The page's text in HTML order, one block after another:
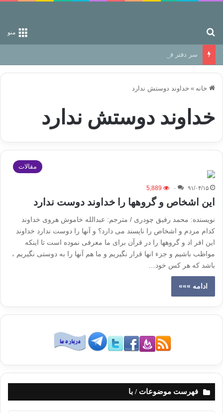
منو
سر دفتر فساد در زمین‌، دوری وکناره‌گیری از راه خداست‌!
خانه » خداوند دوستش ندارد
خداوند دوستش ندارد
مقالات
۹۱/۰۴/۱۵ ۰ 5,889
این اشخاص و گروهها را خداوند دوست ندارد
نویسنده: محمد رفیق چودری / مترجم: عبدالله خاموش هروی خداوند
کدام مردم و اشخاص را ناپسند می دارد؟ و آنها را دوست ندارد خداوند
این افر اد و گروهها را در قرآن برای ما معرفی نموده است تا اینکه
مواظب باشیم و جزء انها قرار نگیریم و ما هم آنها را به دوستی نگیریم ،
باشد که هر کس خود…
ادامه »»»
فهرست موضوعات / با